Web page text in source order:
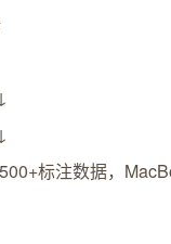
标注数据，